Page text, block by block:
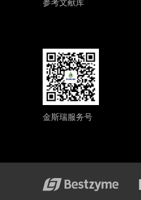
参考文献库
金斯瑞服务号